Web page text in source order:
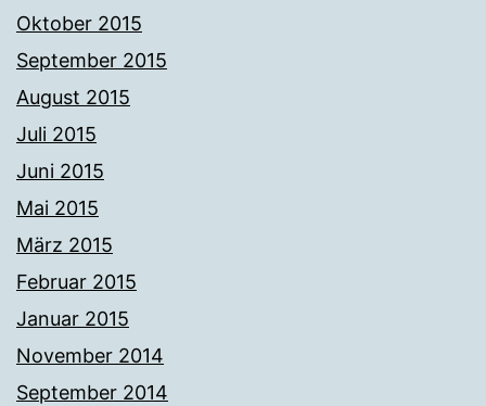
Oktober 2015
September 2015
August 2015
Juli 2015
Juni 2015
Mai 2015
März 2015
Februar 2015
Januar 2015
November 2014
September 2014